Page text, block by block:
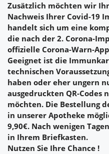
Zusätzlich möchten wir
Nachweis Ihrer Covid-19
handelt sich um eine
die nach der 2. Corona-
offizielle Corona-Warn-
Geeignet ist die
technischen
haben oder eher ungern
ausgedruckten QR-
möchten. Die Bestellung
in unserer Apotheke
9,90€. Nach wenigen
in Ihrem Briefkasten.
Nutzen Sie Ihre Chance !